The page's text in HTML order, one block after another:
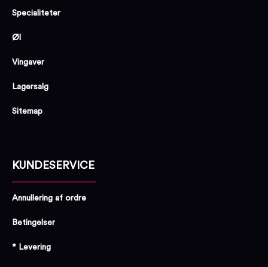
Specialiteter
Øl
Vingaver
Lagersalg
Sitemap
KUNDESERVICE
Annullering af ordre
Betingelser
* Levering